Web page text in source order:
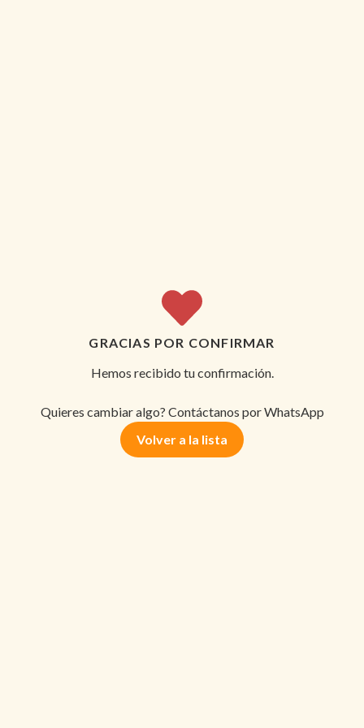
GRACIAS POR CONFIRMAR
Hemos recibido tu confirmación.
Quieres cambiar algo? Contáctanos por WhatsApp
Volver a la lista